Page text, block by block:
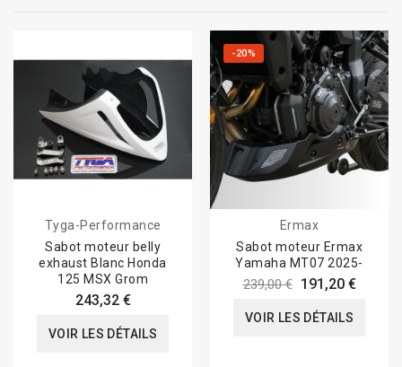
Tyga-Performance
Sabot moteur belly
exhaust Blanc Honda
125 MSX Grom
243,32 €
VOIR LES DÉTAILS
-20%
Ermax
Sabot moteur Ermax
Yamaha MT07 2025-
239,00 € 191,20 €
VOIR LES DÉTAILS